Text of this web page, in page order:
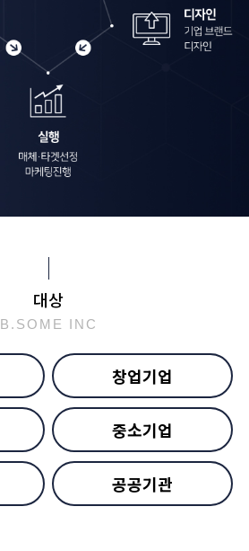
대상
B.SOME INC
창업기업
중소기업
공공기관